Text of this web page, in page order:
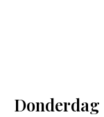
Donderdag